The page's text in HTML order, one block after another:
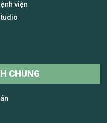
viện
CHUNG